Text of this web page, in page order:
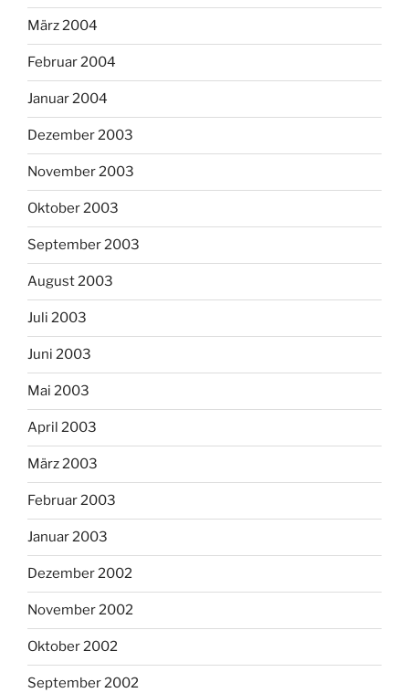
März 2004
Februar 2004
Januar 2004
Dezember 2003
November 2003
Oktober 2003
September 2003
August 2003
Juli 2003
Juni 2003
Mai 2003
April 2003
März 2003
Februar 2003
Januar 2003
Dezember 2002
November 2002
Oktober 2002
September 2002